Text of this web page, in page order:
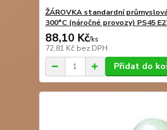
ŽÁROVKA standardní
300°C (náročné provozy) PS45
88,10 Kč/ks
72,81 Kč bez DPH
Přidat do